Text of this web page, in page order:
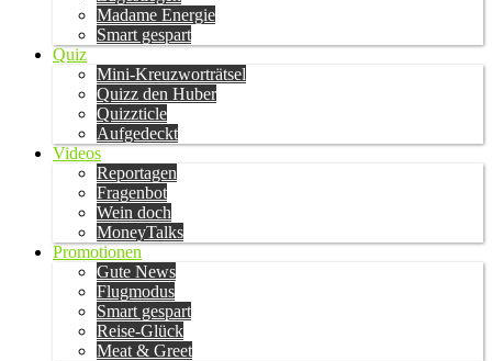
Madame Energie
Smart gespart
Quiz
Mini-Kreuzworträtsel
Quizz den Huber
Quizzticle
Aufgedeckt
Videos
Reportagen
Fragenbot
Wein doch
MoneyTalks
Promotionen
Gute News
Flugmodus
Smart gespart
Reise-Glück
Meat & Greet